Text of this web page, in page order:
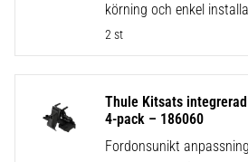
körning och enkel
2 st
Thule Kitsats
4-pack – 186060
Fordonsunikt